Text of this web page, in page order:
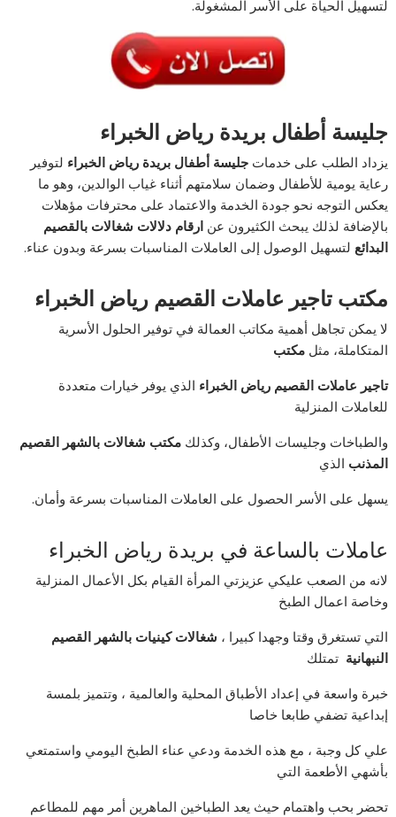
لتسهيل الحياة على الأسر المشغولة.
جليسة أطفال بريدة رياض الخبراء
يزداد الطلب على خدماتجليسة أطفال بريدة رياض الخبراء لتوفير
رعاية يومية للأطفال وضمان سلامتهم أثناء غياب الوالدين، وهو ما
يعكس التوجه نحو جودة الخدمة والاعتماد على محترفات مؤهلات
بالإضافة لذلك يبحث الكثيرون عنارقام دلالات شغالات بالقصيم
البدائع لتسهيل الوصول إلى العاملات المناسبات بسرعة وبدون عناء.
مكتب تاجير عاملات القصيم رياض الخبراء
لا يمكن تجاهل أهمية مكاتب العمالة في توفير الحلول الأسرية
المتكاملة، مثلمكتب
تاجير عاملات القصيم رياض الخبراء الذي يوفر خيارات متعددة
للعاملات المنزلية
والطباخات وجليسات الأطفال، وكذلكمكتب شغالات بالشهر القصيم
المذنب الذي
يسهل على الأسر الحصول على العاملات المناسبات بسرعة وأمان.
عاملات بالساعة في بريدة رياض الخبراء
لانه من الصعب عليكي عزيزتي المرأة القيام بكل الأعمال المنزلية
وخاصة اعمال الطبخ
التي تستغرق وقتا وجهدا كبيرا ، شغالات كينيات بالشهر القصيم
النبهانية تمتلك
خبرة واسعة في إعداد الأطباق المحلية والعالمية ، وتتميز بلمسة
إبداعية تضفي طابعا خاصا
علي كل وجبة ، مع هذه الخدمة ودعي عناء الطبخ اليومي واستمتعي
بأشهي الأطعمة التي
تحضر بحب واهتمام حيث يعد الطباخين الماهرين أمر مهم للمطاعم